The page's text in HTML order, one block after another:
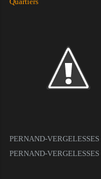
PERNAND-VERGELESSES
PERNAND-VERGELESSES